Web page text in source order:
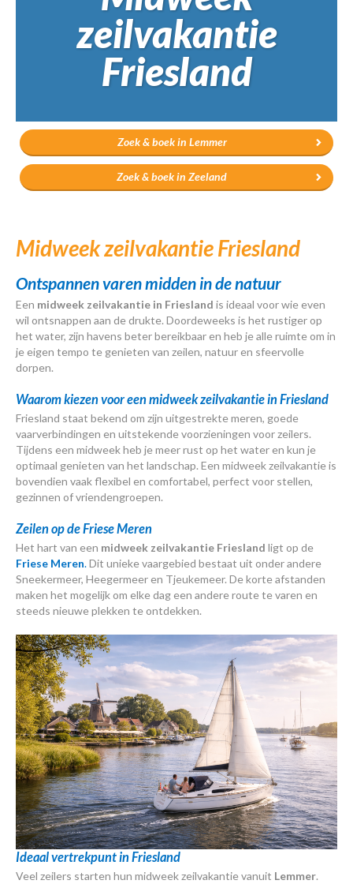
zeilvakantie
Friesland
Zoek & boek in Lemmer
Zoek & boek in Zeeland
Midweek zeilvakantie Friesland
Ontspannen varen midden in de natuur
Een midweek zeilvakantie in Friesland is ideaal voor wie even
wil ontsnappen aan de drukte. Doordeweeks is het rustiger op
het water, zijn havens beter bereikbaar en heb je alle ruimte om in
je eigen tempo te genieten van zeilen, natuur en sfeervolle
dorpen.
Waarom kiezen voor een midweek zeilvakantie in Friesland
Friesland staat bekend om zijn uitgestrekte meren, goede
vaarverbindingen en uitstekende voorzieningen voor zeilers.
Tijdens een midweek heb je meer rust op het water en kun je
optimaal genieten van het landschap. Een midweek zeilvakantie is
bovendien vaak flexibel en comfortabel, perfect voor stellen,
gezinnen of vriendengroepen.
Zeilen op de Friese Meren
Het hart van een midweek zeilvakantie Friesland ligt op de
Friese Meren.Dit unieke vaargebied bestaat uit onder andere
Sneekermeer, Heegermeer en Tjeukemeer. De korte afstanden
maken het mogelijk om elke dag een andere route te varen en
steeds nieuwe plekken te ontdekken.
Ideaal vertrekpunt in Friesland
Veel zeilers starten hun midweek zeilvakantie vanuit Lemmer.